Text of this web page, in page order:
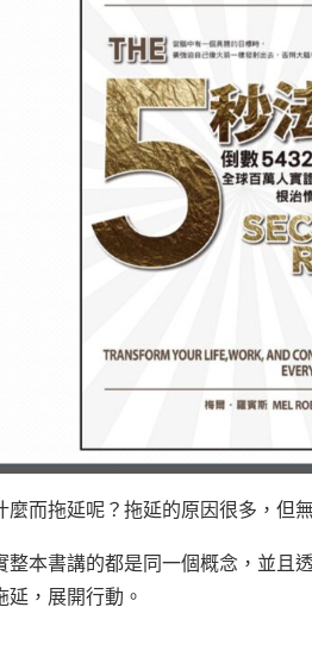
而拖延呢？拖延的原因很多，但
整本書講的都是同一個概念，並且
，展開行動。